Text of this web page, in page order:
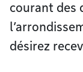
courant des
désirez